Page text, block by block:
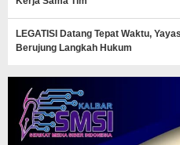
LEGATISI Datang Tepat Waktu,
Berujung Langkah Hukum